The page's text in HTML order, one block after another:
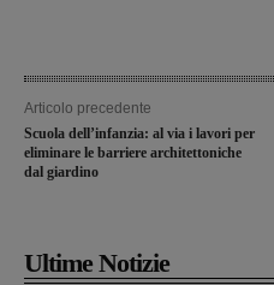
Articolo precedente
Scuola dell’infanzia: al via i lavori per
eliminare le barriere architettoniche
dal giardino
Ultime Notizie